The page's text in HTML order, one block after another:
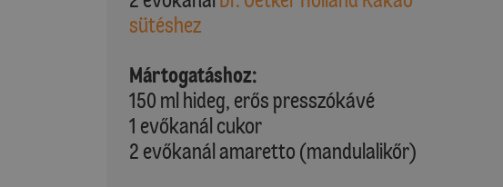
sütéshez
Mártogatáshoz:
150 ml hideg, erős presszókávé
1 evőkanál cukor
2 evőkanál amaretto (mandulalikőr)